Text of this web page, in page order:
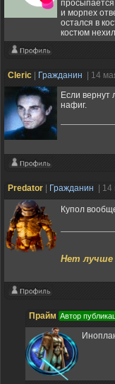
и морпех
остался в
костюм
Cleric Гражданин
| 14
Если вернут
нафиг.
Predator Гражданин |
Купол
Нет лучше
Прайм Автор